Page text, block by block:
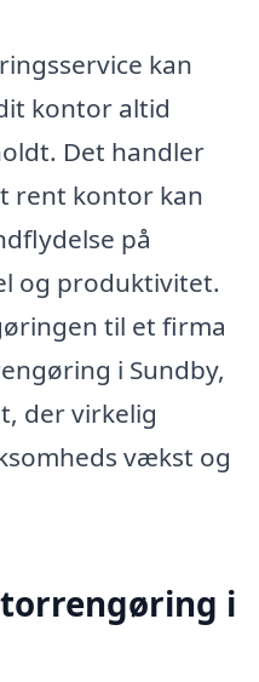
kan
kontor altid
Det handler
rent kontor kan
på
og produktivitet.
til et firma
i Sundby,
der virkelig
vækst og
i